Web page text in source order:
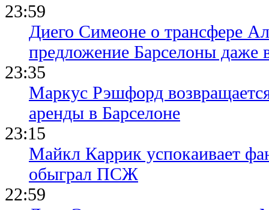
23:59
Диего Симеоне о трансфере
предложение Барселоны даже
23:35
Маркус Рэшфорд
аренды в Барселоне
23:15
Майкл Каррик успокаивает
обыграл ПСЖ
22:59